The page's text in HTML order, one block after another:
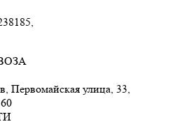
Первомайская улица, 33,